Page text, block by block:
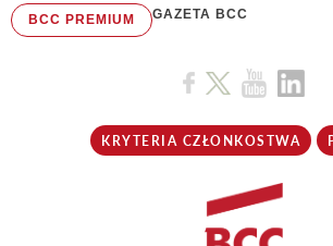
BCC PREMIUM GAZETA BCC
KRYTERIA CZŁONKOSTWA